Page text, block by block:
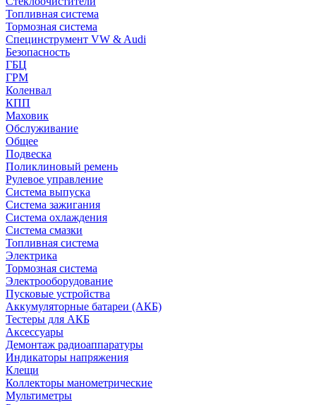
Топливная система
Тормозная система
Специнструмент VW & Audi
Безопасность
ГБЦ
ГРМ
Коленвал
КПП
Маховик
Обслуживание
Общее
Подвеска
Поликлиновый ремень
Рулевое управление
Система выпуска
Система зажигания
Система охлаждения
Система смазки
Топливная система
Электрика
Тормозная система
Электрооборудование
Пусковые устройства
Аккумуляторные батареи (АКБ)
Тестеры для АКБ
Аксессуары
Демонтаж радиоаппаратуры
Индикаторы напряжения
Клещи
Коллекторы манометрические
Мультиметры